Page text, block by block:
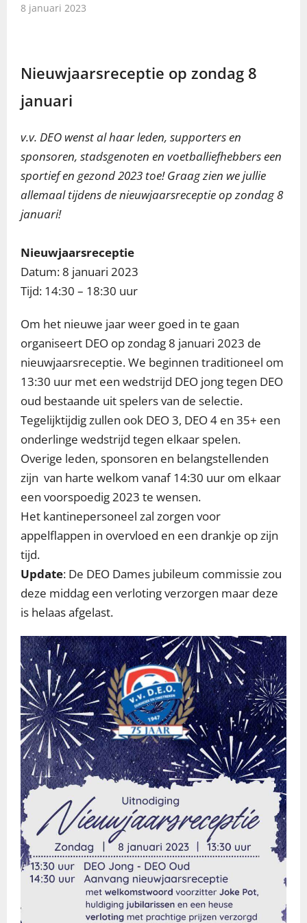
8 januari 2023
Nieuwjaarsreceptie op zondag 8
januari
v.v. DEO wenst al haar leden, supporters en
sponsoren, stadsgenoten en voetballiefhebbers een
sportief en gezond 2023 toe! Graag zien we jullie
allemaal tijdens de nieuwjaarsreceptie op zondag 8
januari!
Nieuwjaarsreceptie
Datum: 8 januari 2023
Tijd: 14:30 – 18:30 uur
Om het nieuwe jaar weer goed in te gaan
organiseert DEO op zondag 8 januari 2023 de
nieuwjaarsreceptie. We beginnen traditioneel om
13:30 uur met een wedstrijd DEO jong tegen DEO
oud bestaande uit spelers van de selectie.
Tegelijktijdig zullen ook DEO 3, DEO 4 en 35+ een
onderlinge wedstrijd tegen elkaar spelen.
Overige leden, sponsoren en belangstellenden
zijn van harte welkom vanaf 14:30 uur om elkaar
een voorspoedig 2023 te wensen.
Het kantinepersoneel zal zorgen voor
appelflappen in overvloed en een drankje op zijn
tijd.
Update: De DEO Dames jubileum commissie zou
deze middag een verloting verzorgen maar deze
is helaas afgelast.